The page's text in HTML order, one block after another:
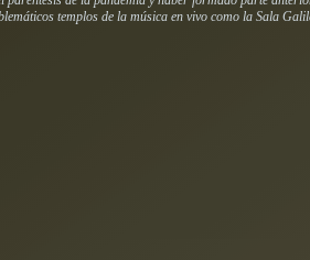
templos de la música en vivo como la Sala